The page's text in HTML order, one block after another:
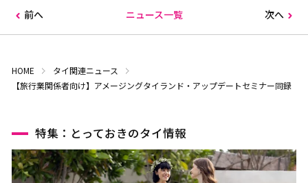
前へ ニュース一覧 次へ
HOME
タイ関連ニュース
【旅行業関係者向け】アメージングタイランド・アップデートセミナー同録
特集：とっておきのタイ情報